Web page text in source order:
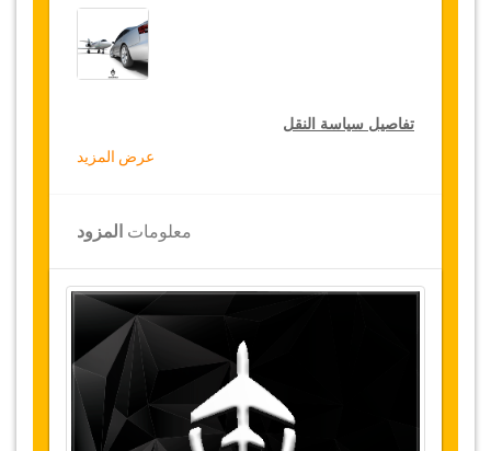
تفاصيل سياسة النقل
على النقل في جميع أنحاء تركيا ولمدة 12 شهرا،
للحصول على الخصم الخاص بك على النقل، انقر على
زر "الذهاب إلى تفاصيل الخصم" الموجود أعلاه.
التغييرات على الحجوزات قد تكون ممكنة إذا تم
الإشعار في الوقت المناسب. يرجى الاتصال بنا
للحصول على مزيد من المعلومات.
عرض المزيد
معلومات المزود